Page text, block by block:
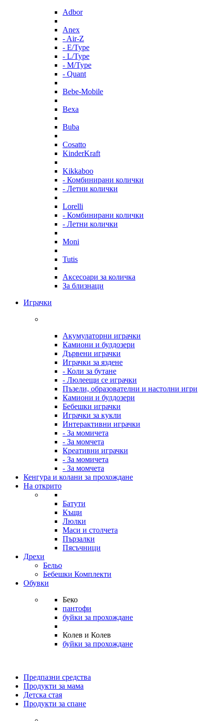
Adbor
Anex
- Air-Z
- E/Type
- L/Type
- M/Type
- Quant
Bebe-Mobile
Bexa
Buba
Cosatto
KinderKraft
Kikkaboo
- Комбинирани колички
- Летни колички
Lorelli
- Комбинирани колички
- Летни колички
Moni
Tutis
Аксесоари за количка
За близнаци
Играчки
Акумулаторни играчки
Камиони и булдозери
Дървени играчки
Играчки за яздене
- Коли за бутане
- Люлеещи се играчки
Пъзели, образователни и настолни игри
Камиони и булдозери
Бебешки играчки
Играчки за кукли
Интерактивни играчки
- За момичета
- За момчета
Креативни играчки
- За момичета
- За момчета
Кенгура и колани за прохождане
На открито
Батути
Къщи
Люлки
Маси и столчета
Пързалки
Пясъчници
Дрехи
Бельо
Бебешки Комплекти
Обувки
Беко
пантофи
буйки за прохождане
Колев и Колев
буйки за прохождане
Предпазни средства
Продукти за мама
Детска стая
Продукти за спане